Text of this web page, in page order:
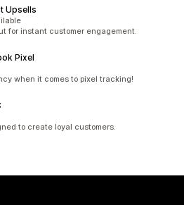
Upsells
for instant customer engagement.
Pixel
when it comes to pixel tracking!
to create loyal customers.